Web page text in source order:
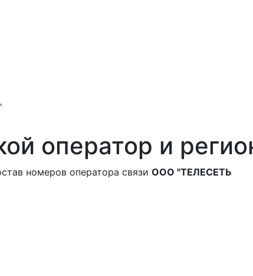
оператор и
номеров оператора связи ООО "ТЕЛЕСЕТЬ